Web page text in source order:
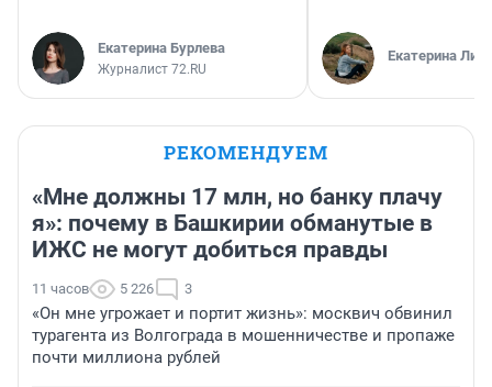
Екатерина Бурлева
Журналист 72.RU
Екатерина
РЕКОМЕНДУЕМ
«Мне должны 17 млн, но банку плачу
я»: почему в Башкирии обманутые в
ИЖС не могут добиться правды
11 часов 5 226 3
«Он мне угрожает и портит жизнь»: москвич обвинил
турагента из Волгограда в мошенничестве и пропаже
почти миллиона рублей